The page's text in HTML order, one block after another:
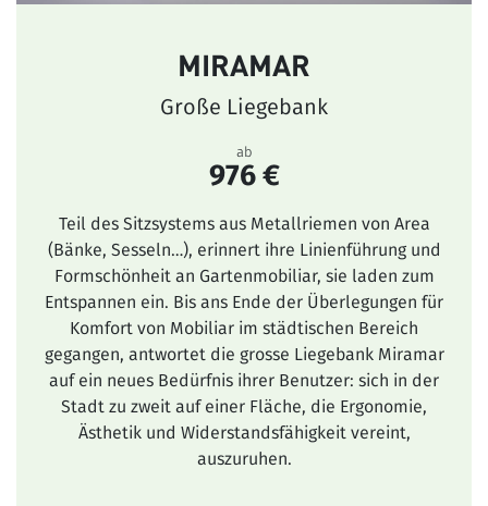
MIRAMAR
Große Liegebank
ab
976 €
Teil des Sitzsystems aus Metallriemen von Area
(Bänke, Sesseln…), erinnert ihre Linienführung und
Formschönheit an Gartenmobiliar, sie laden zum
Entspannen ein. Bis ans Ende der Überlegungen für
Komfort von Mobiliar im städtischen Bereich
gegangen, antwortet die grosse Liegebank Miramar
auf ein neues Bedürfnis ihrer Benutzer: sich in der
Stadt zu zweit auf einer Fläche, die Ergonomie,
Ästhetik und Widerstandsfähigkeit vereint,
auszuruhen.